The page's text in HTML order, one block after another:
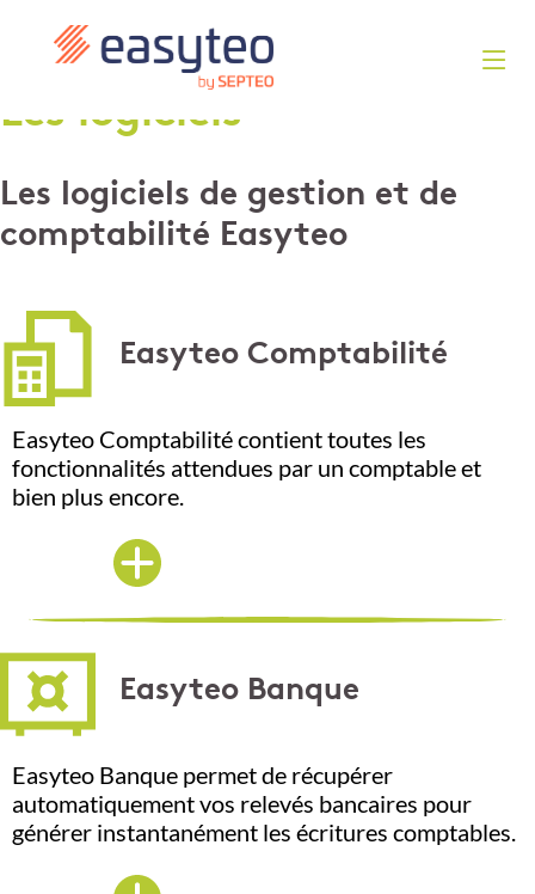
Les logiciels
Les logiciels de gestion et de
comptabilité Easyteo
Easyteo Comptabilité
Easyteo Comptabilité contient toutes les
fonctionnalités attendues par un comptable et
bien plus encore.
Easyteo Banque
Easyteo Banque permet de récupérer
automatiquement vos relevés bancaires pour
générer instantanément les écritures comptables.